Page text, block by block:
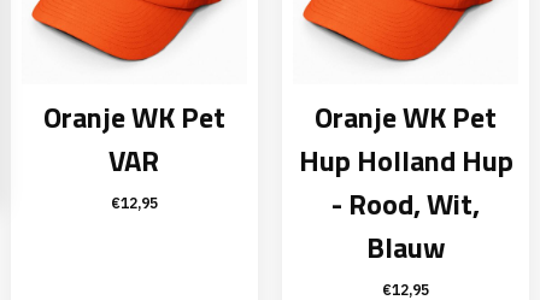
Oranje WK Pet
VAR
€12,95
Oranje WK Pet
Hup Holland Hup
- Rood, Wit,
Blauw
€12,95